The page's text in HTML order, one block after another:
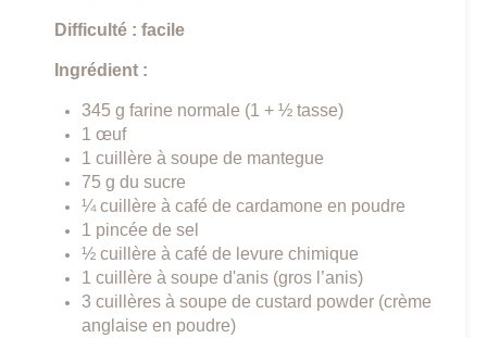
Difficulté : facile
Ingrédient :
345 g farine normale (1 + ½ tasse)
1 œuf
1 cuillère à soupe de mantegue
75 g du sucre
¼ cuillère à café de cardamone en poudre
1 pincée de sel
½ cuillère à café de levure chimique
1 cuillère à soupe d'anis (gros l’anis)
3 cuillères à soupe de custard powder (crème
anglaise en poudre)